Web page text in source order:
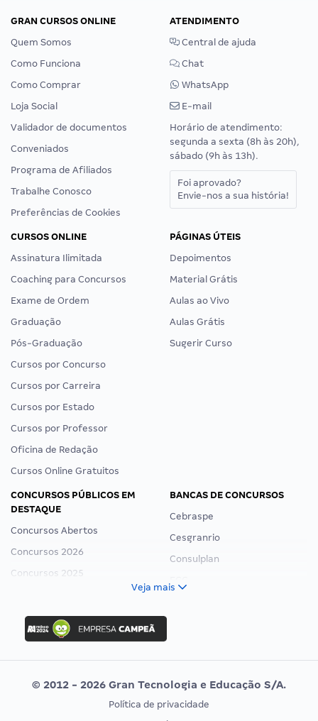
GRAN CURSOS ONLINE
Quem Somos
Como Funciona
Como Comprar
Loja Social
Validador de documentos
Conveniados
Programa de Afiliados
Trabalhe Conosco
Preferências de Cookies
ATENDIMENTO
Central de ajuda
Chat
WhatsApp
E-mail
Horário de atendimento:
segunda a sexta (8h às 20h),
sábado (9h às 13h).
Foi aprovado?
Envie-nos a sua história!
CURSOS ONLINE
Assinatura Ilimitada
Coaching para Concursos
Exame de Ordem
Graduação
Pós-Graduação
Cursos por Concurso
Cursos por Carreira
Cursos por Estado
Cursos por Professor
Oficina de Redação
Cursos Online Gratuitos
PÁGINAS ÚTEIS
Depoimentos
Material Grátis
Aulas ao Vivo
Aulas Grátis
Sugerir Curso
CONCURSOS PÚBLICOS EM
DESTAQUE
Concursos Abertos
Concursos 2026
Concursos 2025
Concurso Ibama
Concurso MPU
Editais publicados
BANCAS DE CONCURSOS
Cebraspe
Cesgranrio
Consulplan
Vunesp
CONCURSOS POR PROFISSÃO EXAME DE ORDEM
Veja mais
© 2012 - 2026 Gran Tecnologia e Educação S/A.
Política de privacidade